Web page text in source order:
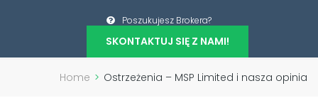
Poszukujesz Brokera?
SKONTAKTUJ SIĘ Z NAMI!
Home > Ostrzeżenia – MSP Limited i nasza opinia